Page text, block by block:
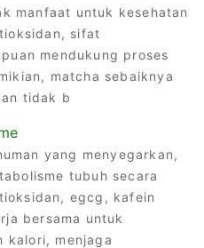
manfaat untuk kesehatan
sifat
mendukung proses
matcha sebaiknya
tidak b
yang menyegarkan,
tubuh secara
egcg, kafein
bersama untuk
kalori, menjaga